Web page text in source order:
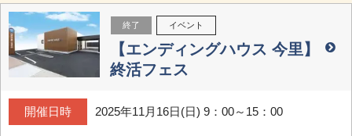
終了 イベント
【エンディングハウス 今里】
終活フェス
開催日時 2025年11月16日(日) 9：00～15：00